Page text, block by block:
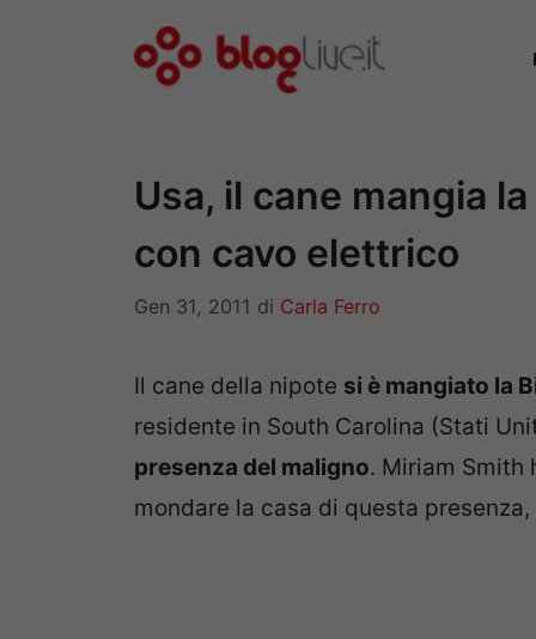
Usa, il cane mangia
con cavo elettrico
Gen 31, 2011 di Carla Ferro
Il cane della nipote si è mangiato la
residente in South Carolina (Stati
presenza del maligno. Miriam Smith
mondare la casa di questa